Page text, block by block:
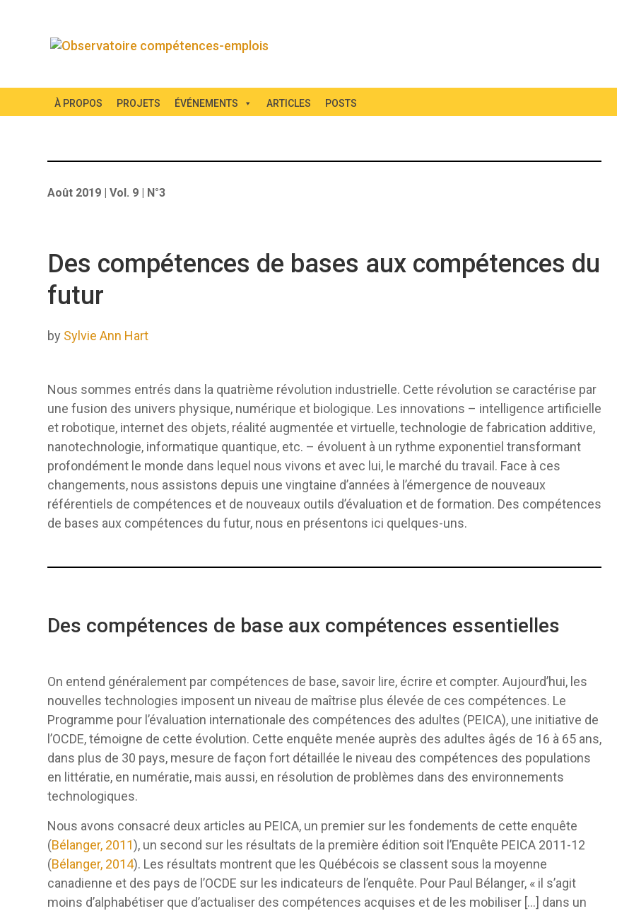
À PROPOS PROJETS ÉVÉNEMENTS ARTICLES POSTS
Août 2019 | Vol. 9 | N°3
Des compétences de bases aux compétences du
futur
by Sylvie Ann Hart
Nous sommes entrés dans la quatrième révolution industrielle. Cette révolution se caractérise par
une fusion des univers physique, numérique et biologique. Les innovations – intelligence artificielle
et robotique, internet des objets, réalité augmentée et virtuelle, technologie de fabrication additive,
nanotechnologie, informatique quantique, etc. – évoluent à un rythme exponentiel transformant
profondément le monde dans lequel nous vivons et avec lui, le marché du travail. Face à ces
changements, nous assistons depuis une vingtaine d’années à l’émergence de nouveaux
référentiels de compétences et de nouveaux outils d’évaluation et de formation. Des compétences
de bases aux compétences du futur, nous en présentons ici quelques-uns.
Des compétences de base aux compétences essentielles
On entend généralement par compétences de base, savoir lire, écrire et compter. Aujourd’hui, les
nouvelles technologies imposent un niveau de maîtrise plus élevée de ces compétences. Le
Programme pour l’évaluation internationale des compétences des adultes (PEICA), une initiative de
l’OCDE, témoigne de cette évolution. Cette enquête menée auprès des adultes âgés de 16 à 65 ans,
dans plus de 30 pays, mesure de façon fort détaillée le niveau des compétences des populations
en littératie, en numératie, mais aussi, en résolution de problèmes dans des environnements
technologiques.
Nous avons consacré deux articles au PEICA, un premier sur les fondements de cette enquête
(Bélanger, 2011), un second sur les résultats de la première édition soit l’Enquête PEICA 2011-12
(Bélanger, 2014). Les résultats montrent que les Québécois se classent sous la moyenne
canadienne et des pays de l’OCDE sur les indicateurs de l’enquête. Pour Paul Bélanger, « il s’agit
moins d’alphabétiser que d’actualiser des compétences acquises et de les mobiliser […] dans un